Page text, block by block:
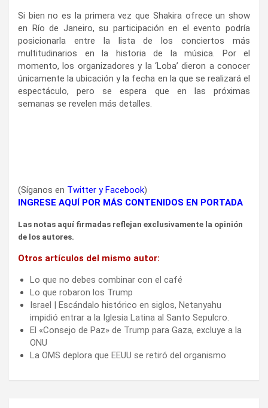
Si bien no es la primera vez que Shakira ofrece un show
en Río de Janeiro, su participación en el evento podría
posicionarla entre la lista de los conciertos más
multitudinarios en la historia de la música. Por el
momento, los organizadores y la ‘Loba’ dieron a conocer
únicamente la ubicación y la fecha en la que se realizará el
espectáculo, pero se espera que en las próximas
semanas se revelen más detalles.
(Síganos en Twitter yFacebook)
INGRESE AQUÍ POR MÁS CONTENIDOS EN PORTADA
Las notas aquí firmadas reflejan exclusivamente la opinión
de los autores.
Otros artículos del mismo autor:
Lo que no debes combinar con el café
Lo que robaron los Trump
Israel | Escándalo histórico en siglos, Netanyahu
impidió entrar a la Iglesia Latina al Santo Sepulcro.
El «Consejo de Paz» de Trump para Gaza, excluye a la
ONU
La OMS deplora que EEUU se retiró del organismo